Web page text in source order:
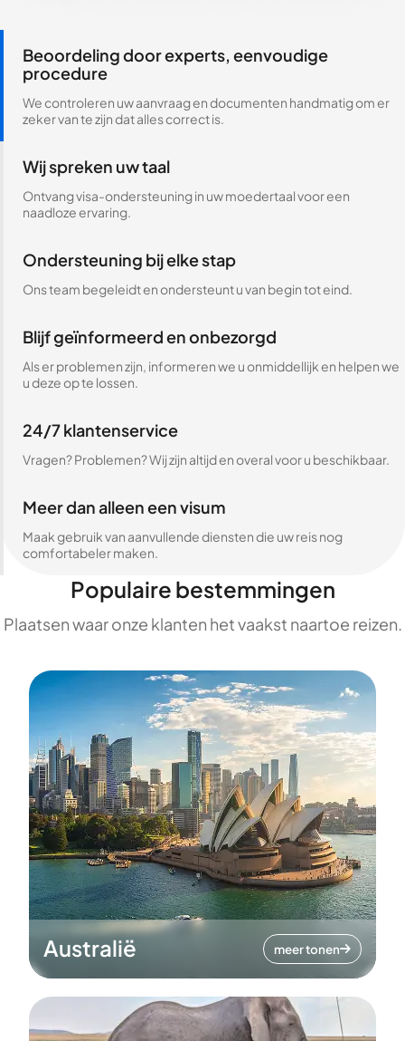
Beoordeling door experts, eenvoudige
procedure
We controleren uw aanvraag en documenten handmatig om er
zeker van te zijn dat alles correct is.
Wij spreken uw taal
Ontvang visa-ondersteuning in uw moedertaal voor een
naadloze ervaring.
Ondersteuning bij elke stap
Ons team begeleidt en ondersteunt u van begin tot eind.
Blijf geïnformeerd en onbezorgd
Als er problemen zijn, informeren we u onmiddellijk en helpen we
u deze op te lossen.
24/7 klantenservice
Vragen? Problemen? Wij zijn altijd en overal voor u beschikbaar.
Meer dan alleen een visum
Maak gebruik van aanvullende diensten die uw reis nog
comfortabeler maken.
Populaire bestemmingen
Plaatsen waar onze klanten het vaakst naartoe reizen.
Australië meer tonen